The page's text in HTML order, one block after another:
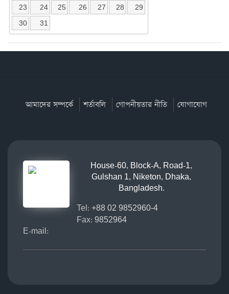
23
24 25 26 27 28
29
30
31
আমাদের সম্পর্কে শর্তাবলি গোপনীয়তার নীতি যোগাযোগ
House-60, Block-A, Road-1,
Gulshan 1, Niketon, Dhaka,
Bangladesh.
Tel: +88 02 9852960-4
Fax: 9852964
E-mail: